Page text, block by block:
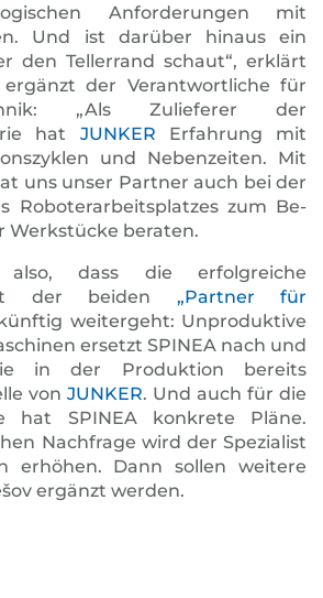
Anforderungen mit
Und ist darüber hinaus ein
den Tellerrand schaut“, erklärt
ergänzt der Verantwortliche für
„Als Zulieferer der
hat JUNKER Erfahrung mit
und Nebenzeiten. Mit
uns unser Partner auch bei der
Roboterarbeits­platzes zum Be-
Werkstücke beraten.
dass die erfolgreiche
der beiden „Partner für
weitergeht: Unproduktive
ersetzt SPINEA nach und
in der Produktion bereits
von JUNKER. Und auch für die
hat SPINEA konkrete Pläne.
Nachfrage wird der Spezialist
erhöhen. Dann sollen weitere
ergänzt werden.